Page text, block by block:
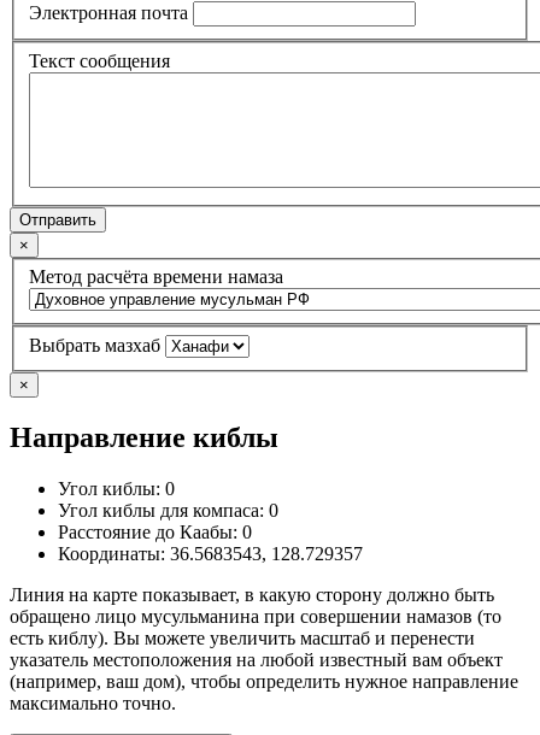
Электронная почта
Текст сообщения
Отправить
×
Метод расчёта времени намаза
Выбрать мазхаб
×
Направление киблы
Угол киблы: 0
Угол киблы для компаса: 0
Расстояние до Каабы: 0
Координаты: 36.5683543, 128.729357
Линия на карте показывает, в какую сторону должно быть
обращено лицо мусульманина при совершении намазов (то
есть киблу). Вы можете увеличить масштаб и перенести
указатель местоположения на любой известный вам объект
(например, ваш дом), чтобы определить нужное направление
максимально точно.